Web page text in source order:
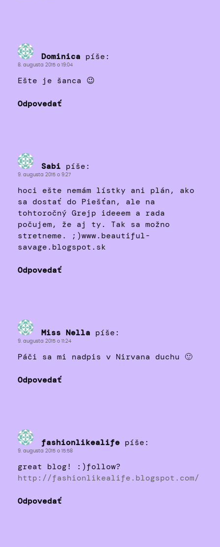
Dominica píše:
8. augusta 2015 o 19:04
Ešte je šanca 😉
Odpovedať
Sabi píše:
9. augusta 2015 o 9:27
hoci ešte nemám lístky ani plán, ako
sa dostať do Piešťan, ale na
tohtoročný Grejp ideeem a rada
počujem, že aj ty. Tak sa možno
stretneme. ;)www.beautiful-
savage.blogspot.sk
Odpovedať
Miss Nella píše:
9. augusta 2015 o 11:24
Páči sa mi nadpis v Nirvana duchu 🙂
Odpovedať
fashionlikealife píše:
9. augusta 2015 o 15:58
great blog! :)follow?
http://fashionlikealife.blogspot.com/
Odpovedať